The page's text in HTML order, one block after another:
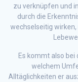
zu verknüpfen und
durch die
wechselseitig
Es kommt also bei
welchem
Alltäglichkeiten er